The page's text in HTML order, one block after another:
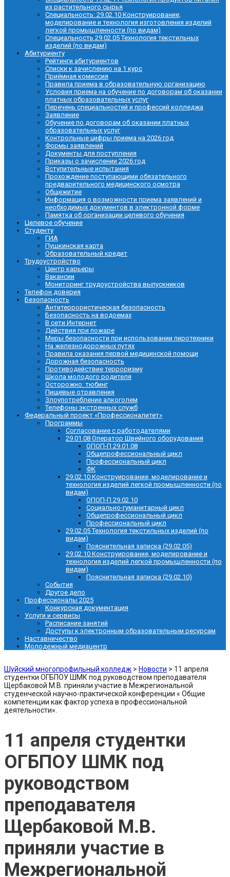
из растительного сырья
Специальность: 29.02.10 Конструирование,
моделирование и технология изготовления изделий
легкой промышленности (по видам)
Специальность 29.02.05 Технология текстильных
изделий (по видам)
Абитуриенту
Рейтинги абитуриентов
Списки к зачислению на 1 курс
Приёмная комиссия
Правила приема в образовательную организацию
Условия приема на обучение по договорам об оказании
платных образовательных услуг
Перечень специальностей и профессий колледжа
Заявление
Обучение по договорам об оказании платных
образовательных услуг
Контрольные цифры приема на 2026 год
Формы заявлений
Документы для поступления
Приказы о зачислении 2026 год
Вступительные испытания
Прохождение поступающими обязательного
предварительного медицинского осмотра
Общежитие
Информация о возможности приема заявлений и
необходимых документов в электронной форме
Памятка об организации целевого обучения
Целевое обучение
Студенту
ГИА
Пушкинская карта
Образовательный кредит
Трудоустройство
Центр карьеры
Вакансии
Мониторинг трудоустройства выпускников
Телефон доверия
Безопасность
Антитеррористическая безопасность
Безопасность на водоемах
В сети Интернет
Действия при пожаре
Меры безопасности при использовании пиротехники
На железнодорожных путях
Правила оказания первой медицинской помощи
Дорожная безопасность
Противодействие терроризму
Школа молодого родителя
Осторожно: тюбинг
Пищевые отравления
Злоупотребление алкоголем
Телефоны экстренных служб
Федеральный проект «Профессионалитет»
Программы
Согласование с работодателями
29.01.08 Оператор Швейного оборудования
ОПОП-П 29.01.08
Общепрофессиональный цикл
Профессиональный цикл
ФК
29.02.10 Конструирование, моделирование и
технология изделий легкой промышленности (по
видам)
ОПОП-П 29.02.10
Социально-гуманитарный цикл
Общепрофессиональный цикл
Профессиональный цикл
29.02.05 Технология текстильных изделий (по
видам)
Пояснительная записка (29.02.05)
29.02.10 Конструирование, моделирование и
технология изделий легкой промышленности (по
видам)
Пояснительная записка (29.02.10)
События
Другое дело
Профессионалы 2025
Конкурсная документация
Услуги и сервисы
Расписание занятий
Доступы к электронным образовательным ресурсам
Наставничество
Молодежный медиацентр
Шуйский многопрофильный колледж > Новости > 11 апреля
студентки ОГБПОУ ШМК под руководством преподавателя
Щербаковой М.В. приняли участие в Межрегиональной
студенческой научно-практической конференции « Общие
компетенции как фактор успеха в профессиональной
деятельности».
11 апреля студентки
ОГБПОУ ШМК под
руководством
преподавателя
Щербаковой М.В.
приняли участие в
Межрегиональной